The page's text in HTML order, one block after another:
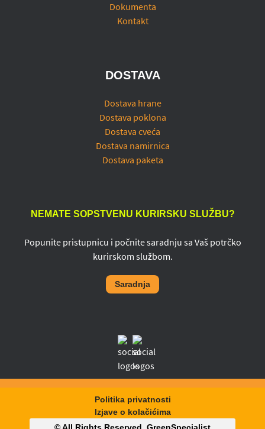
Dokumenta
Kontakt
DOSTAVA
Dostava hrane
Dostava poklona
Dostava cveća
Dostava namirnica
Dostava paketa
NEMATE SOPSTVENU KURIRSKU SLUŽBU?
Popunite pristupnicu i počnite saradnju sa Vaš potrčko
kurirskom službom.
Saradnja
Politika privatnosti
Izjave o kolačićima